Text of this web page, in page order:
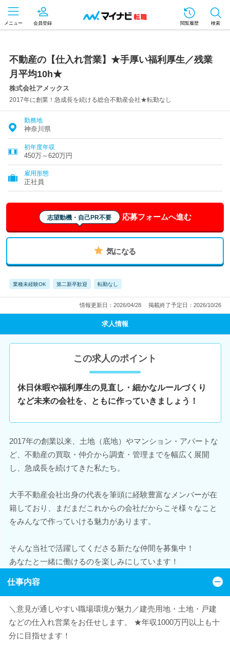
メニュー 会員登録 閲覧履歴 検索
不動産の【仕入れ営業】★手厚い福利厚生／残業
月平均10h★
株式会社アメックス
2017年に創業！急成長を続ける総合不動産会社★転勤なし
勤務地
神奈川県
初年度年収
450万～620万円
雇用形態
正社員
志望動機・自己PR不要 応募フォームへ進む
気になる
業種未経験OK 第二新卒歓迎 転勤なし
情報更新日：2026/04/28 掲載終了予定日：2026/10/26
求人情報
この求人のポイント
休日休暇や福利厚生の見直し・細かなルールづくり
など未来の会社を、ともに作っていきましょう！
2017年の創業以来、土地（底地）やマンション・アパートな
ど、不動産の買取・仲介から調査・管理までを幅広く展開
し、急成長を続けてきた私たち。
大手不動産会社出身の代表を筆頭に経験豊富なメンバーが在
籍しており、まだまだこれからの会社だからこそ様々なこと
をみんなで作っていける魅力があります。
そんな当社で活躍してくださる新たな仲間を募集中！
あなたと一緒に働けるのを楽しみにしています！
仕事内容
＼意見が通しやすい職場環境が魅力／建売用地・土地・戸建
などの仕入れ営業をお任せします。 ★年収1000万円以上も十
分に目指せます！